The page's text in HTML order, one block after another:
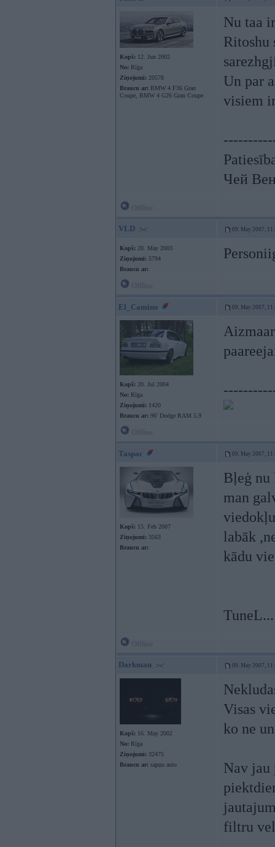
Kopš: 12. Jun 2002
No: Rīga
Ziņojumi: 20578
Braucu ar: BMW 4 F36 Gran
Coupe, BMW 4 G26 Gran Coupe
Nu taa
Ritoshu
Un par
visiem
Чей
VLD 09. May 2007,
Kopš: 20. May 2003
Ziņojumi: 5794
Braucu ar:
El_Camino 09. May 2007,
Kopš: 20. Jul 2004
No: Rīga
Ziņojumi: 1420
Braucu ar: 96' Dodge RAM 5.9
Taspac 09. May 2007,
Kopš: 15. Feb 2007
Ziņojumi: 3563
Braucu ar:
Bļeģ nu
man
labāk
kādu
TuneL...
Darkman 09. May 2007,
Kopš: 16. May 2002
No: Rīga
Ziņojumi: 32475
Braucu ar: sapņu auto
Visas
ko ne
Nav jau
filtru